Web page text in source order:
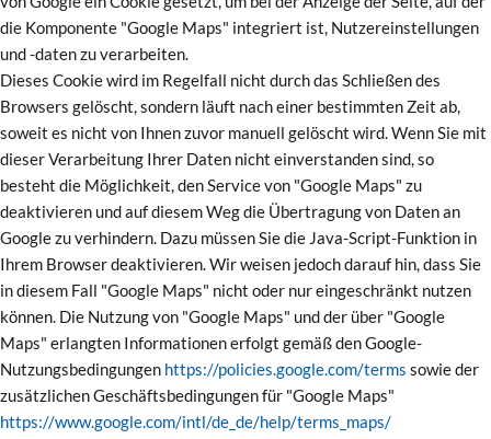
die Komponente "Google Maps" integriert ist, Nutzereinstellungen
und -daten zu verarbeiten.
Dieses Cookie wird im Regelfall nicht durch das Schließen des
Browsers gelöscht, sondern läuft nach einer bestimmten Zeit ab,
soweit es nicht von Ihnen zuvor manuell gelöscht wird. Wenn Sie mit
dieser Verarbeitung Ihrer Daten nicht einverstanden sind, so
besteht die Möglichkeit, den Service von "Google Maps" zu
deaktivieren und auf diesem Weg die Übertragung von Daten an
Google zu verhindern. Dazu müssen Sie die Java-Script-Funktion in
Ihrem Browser deaktivieren. Wir weisen jedoch darauf hin, dass Sie
in diesem Fall "Google Maps" nicht oder nur eingeschränkt nutzen
können. Die Nutzung von "Google Maps" und der über "Google
Maps" erlangten Informationen erfolgt gemäß den Google-
Nutzungsbedingungen https://policies.google.com/terms sowie der
zusätzlichen Geschäftsbedingungen für "Google Maps"
https://www.google.com/intl/de_de/help/terms_maps/